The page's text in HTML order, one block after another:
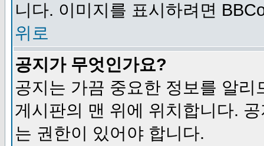
니다. 이미지를 표시하려면
위로
공지가 무엇인가요?
공지는 가끔 중요한 정보를 알
게시판의 맨 위에 위치합니다.
는 권한이 있어야 합니다.